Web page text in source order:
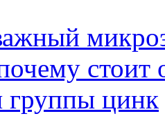
стоит
группы цинк